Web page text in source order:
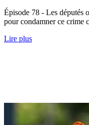
Épisode 78 - Les députés
pour condamner ce crime
Lire plus